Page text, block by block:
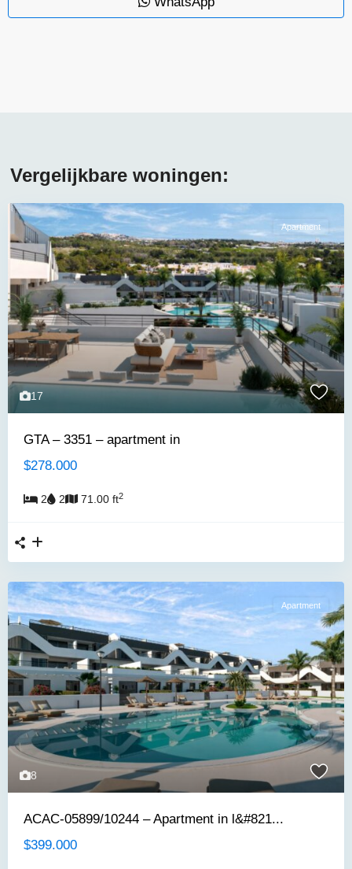
Vergelijkbare woningen:
17
Apartment
GTA – 3351 – apartment in
$278.000
2 2 71.00 ft2
8
Apartment
ACAC-05899/10244 – Apartment in l&#821...
$399.000